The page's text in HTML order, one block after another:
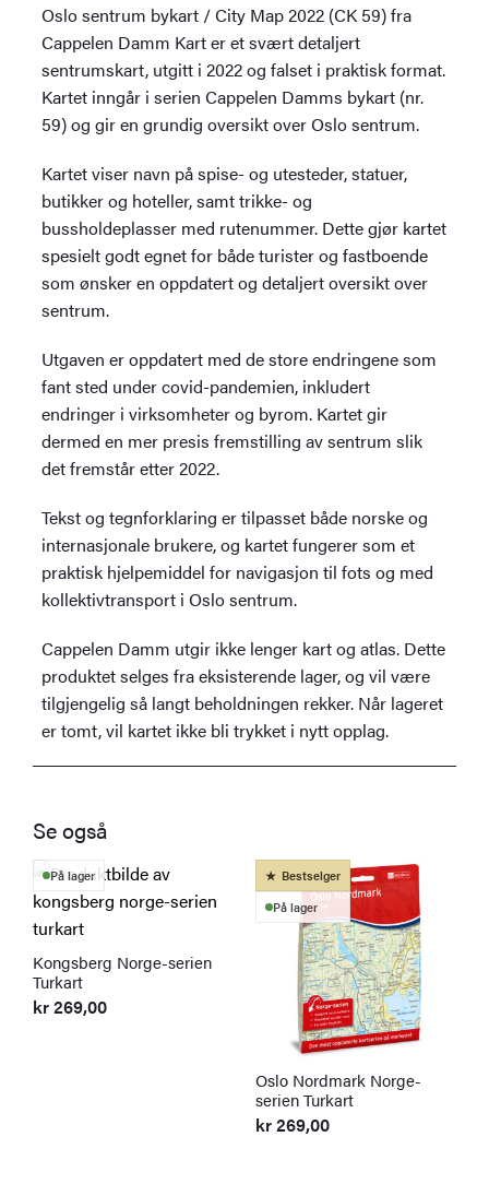
Oslo sentrum bykart / City Map 2022 (CK 59) fra
Cappelen Damm Kart er et svært detaljert
sentrumskart, utgitt i 2022 og falset i praktisk format.
Kartet inngår i serien Cappelen Damms bykart (nr.
59) og gir en grundig oversikt over Oslo sentrum.
Kartet viser navn på spise- og utesteder, statuer,
butikker og hoteller, samt trikke- og
bussholdeplasser med rutenummer. Dette gjør kartet
spesielt godt egnet for både turister og fastboende
som ønsker en oppdatert og detaljert oversikt over
sentrum.
Utgaven er oppdatert med de store endringene som
fant sted under covid-pandemien, inkludert
endringer i virksomheter og byrom. Kartet gir
dermed en mer presis fremstilling av sentrum slik
det fremstår etter 2022.
Tekst og tegnforklaring er tilpasset både norske og
internasjonale brukere, og kartet fungerer som et
praktisk hjelpemiddel for navigasjon til fots og med
kollektivtransport i Oslo sentrum.
Cappelen Damm utgir ikke lenger kart og atlas. Dette
produktet selges fra eksisterende lager, og vil være
tilgjengelig så langt beholdningen rekker. Når lageret
er tomt, vil kartet ikke bli trykket i nytt opplag.
Se også
På lager
Kongsberg Norge-serien
Turkart
kr269,00
Bestselger
På lager
Oslo Nordmark Norge-
serien Turkart
kr269,00